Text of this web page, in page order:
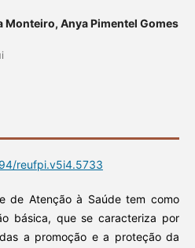
Monteiro, Anya Pimentel Gomes
reufpi.v5i4.5733
de Atenção à Saúde tem como
básica, que se caracteriza por
a promoção e a proteção da